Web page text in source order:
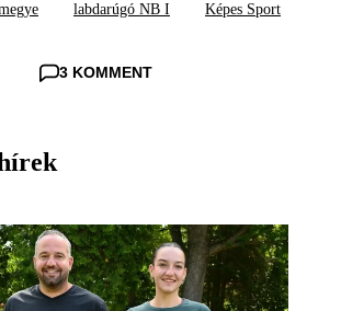
labdarúgó NB I Képes Sport
3 KOMMENT